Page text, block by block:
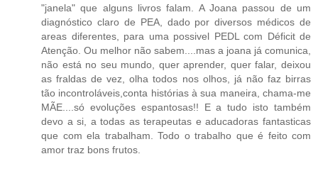
"janela" que alguns livros falam. A Joana passou de um
diagnóstico claro de PEA, dado por diversos médicos de
areas diferentes, para uma possivel PEDL com Déficit de
Atenção. Ou melhor não sabem....mas a joana já comunica,
não está no seu mundo, quer aprender, quer falar, deixou
as fraldas de vez, olha todos nos olhos, já não faz birras
tão incontroláveis,conta histórias à sua maneira, chama-me
MÃE....só evoluções espantosas!! E a tudo isto também
devo a si, a todas as terapeutas e aducadoras fantasticas
que com ela trabalham. Todo o trabalho que é feito com
amor traz bons frutos.